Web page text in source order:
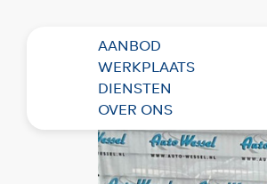
AANBOD
WERKPLAATS
DIENSTEN
OVER ONS
Terug naar overzicht